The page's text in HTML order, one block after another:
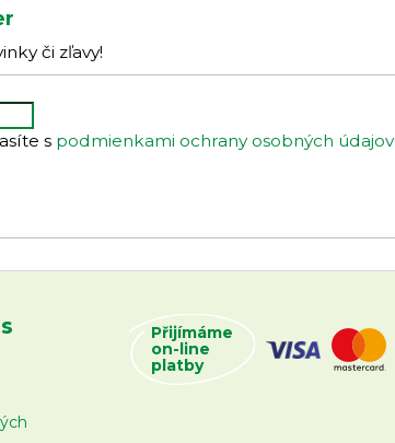
či zľavy!
s podmienkami ochrany osobných údajov
Přijímáme
on-line
platby